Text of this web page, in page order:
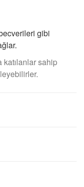
gibi
katılanlar sahip